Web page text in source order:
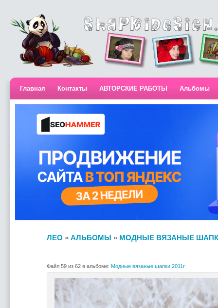
Главная Контакты АВТОРСКИЕ РАБОТЫ Альбомы
ЛЕО » АЛЬБОМЫ » МОДНЫЕ ВЯЗАНЫЕ ШАПКИ
Файл 59 из 62 в альбоме: Модные вязаные шапки 2011г.